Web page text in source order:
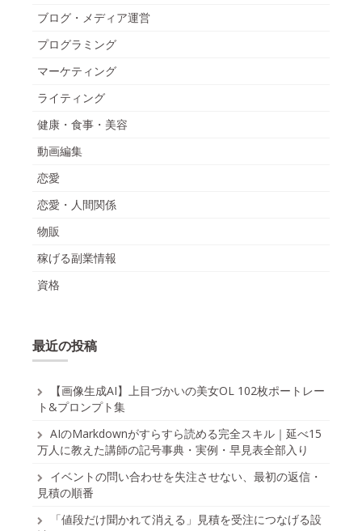
ブログ・メディア運営
プログラミング
マーケティング
ライティング
健康・食事・美容
動画編集
恋愛
恋愛・人間関係
物販
稼げる副業情報
資格
最近の投稿
【画像生成AI】上目づかいの美女OL 102枚ポートレー
ト&プロンプト集
AIのMarkdownがすらすら読める完全スキル｜延べ15
万人に教えた講師の記号事典・実例・早見表全部入り
イベントの問い合わせを失注させない、最初の返信・
見積の順番
「値段だけ聞かれて消える」見積を受注につなげる設